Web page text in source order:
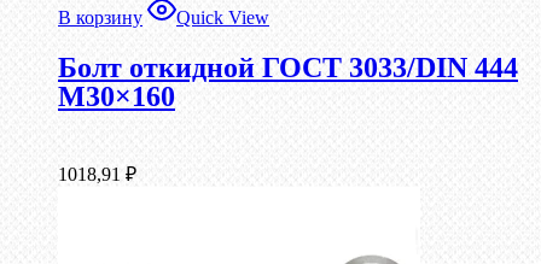
В корзину Quick View
Болт откидной ГОСТ 3033/DIN 444
М30×160
1018,91 ₽